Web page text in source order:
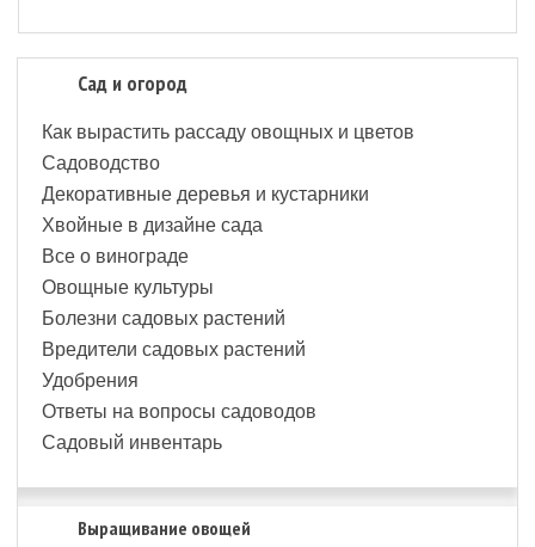
Сад и огород
Как вырастить рассаду овощных и цветов
Садоводство
Декоративные деревья и кустарники
Хвойные в дизайне сада
Все о винограде
Овощные культуры
Болезни садовых растений
Вредители садовых растений
Удобрения
Ответы на вопросы садоводов
Садовый инвентарь
Выращивание овощей